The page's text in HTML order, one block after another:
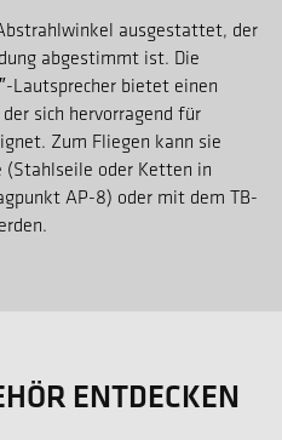
ausgestattet, der
abgestimmt ist. Die
Lautsprecher bietet einen
sich hervorragend für
Zum Fliegen kann sie
(Stahlseile oder Ketten in
AP-8) oder mit dem TB-
ENTDECKEN